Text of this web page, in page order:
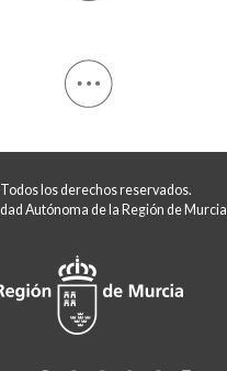
los derechos reservados.
Autónoma de la Región de Murcia